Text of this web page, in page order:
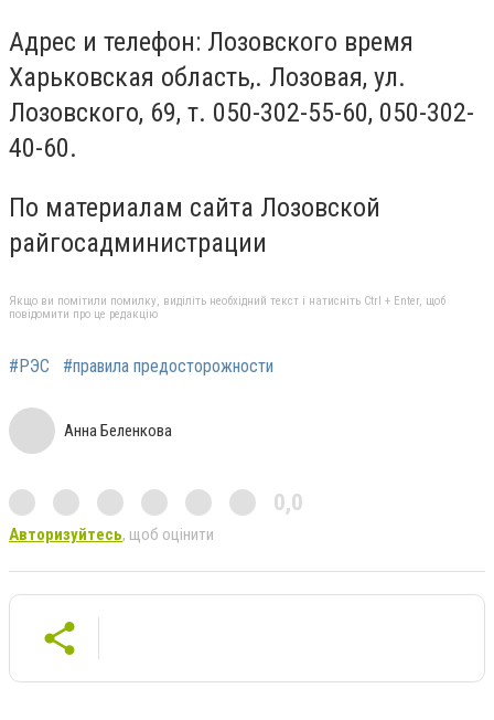
Адрес и телефон: Лозовского время
Харьковская область,. Лозовая, ул.
Лозовского, 69, т. 050-302-55-60, 050-302-
40-60.
По материалам сайта Лозовской
райгосадминистрации
Якщо ви помітили помилку, виділіть необхідний текст і натисніть Ctrl + Enter, щоб
повідомити про це редакцію
#РЭС #правила предосторожности
Анна Беленкова
0,0
Авторизуйтесь, щоб оцінити